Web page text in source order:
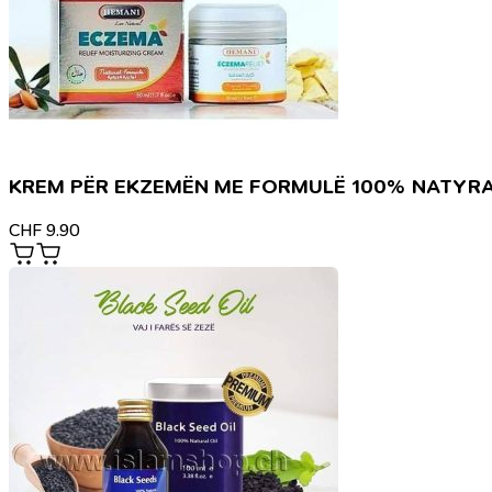
KREM PËR EKZEMËN ME FORMULË 100%
CHF 9.90